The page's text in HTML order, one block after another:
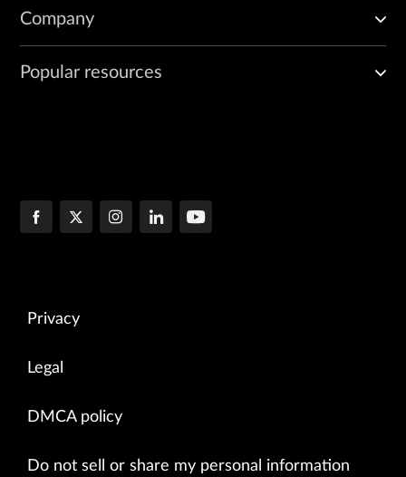
Company
Popular resources
Privacy
Legal
DMCA policy
Do not sell or share my personal information